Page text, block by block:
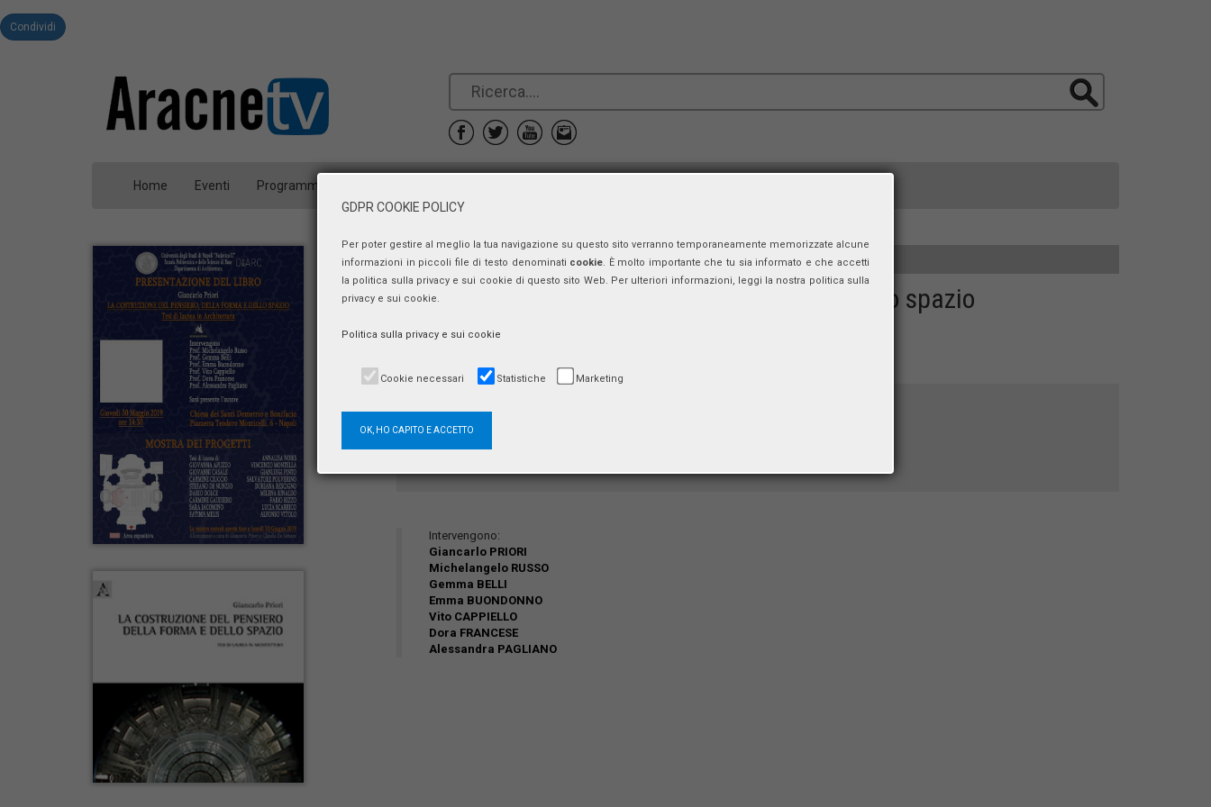
Condividi
Home Eventi Programmi
Presentazione di libri
La costruzione del pensiero, della forma e dello spazio
giovedì 30 maggio 2019, ore 14:30 - 16:30
Intervengono:
Giancarlo PRIORI
Michelangelo RUSSO
Gemma BELLI
Emma BUONDONNO
Vito CAPPIELLO
Dora FRANCESE
Alessandra PAGLIANO
GDPR COOKIE POLICY
Per poter gestire al meglio la tua navigazione su questo sito verranno temporaneamente memorizzate alcune
informazioni in piccoli file di testo denominati cookie. È molto importante che tu sia informato e che accetti
la politica sulla privacy e sui cookie di questo sito Web. Per ulteriori informazioni, leggi la nostra politica sulla
privacy e sui cookie.
Politica sulla privacy e sui cookie
Cookie necessari Statistiche Marketing
OK, HO CAPITO E ACCETTO